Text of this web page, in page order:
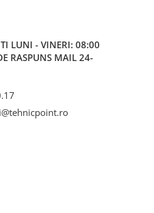
LUNI - VINERI: 08:00
RASPUNS MAIL 24-